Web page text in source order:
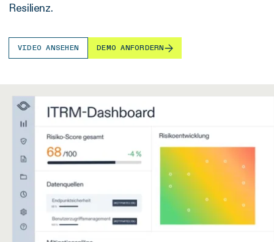
Resilienz.
VIDEO ANSEHEN DEMO ANFORDERN